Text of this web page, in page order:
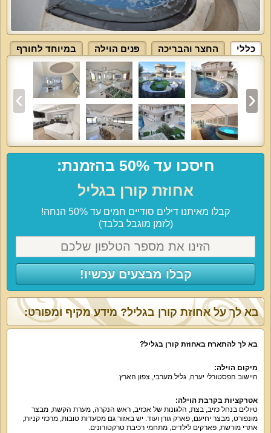
כללי החצר והבריכה פנים הוילה במיוחד לחורף
חיסכו עד 50% בהזמנת:
אחוזת קורן בגליל
קבלו מאיתנו דילים סודיים חמים עד 50% הנחה!
(לזמן מוגבל בלבד)
קבלו מבצעים עכשיו!
בא לך על אחוזת קורן בגליל? מידע מקיף ומפורט:
בא לך להתארח באחוזת קורן בגליל?
מיקום הוילה:
היישוב הפסטורלי יערה, גליל מערבי, צפון הארץ.
אטרקציות בקרבת הוילה:
טיולים בנחל כזיב, בצת, הלגונות של אכזיב, ראש הנקרה, מערת הקשת, מבצר
מונפורט, מבצר יחיעם, פארק גורן ועוד. יש באזור גם מסעדות טובות, מרכזי קניות,
אתרי מורשת, פארקים לילדים, מתחמי רכיבת טרקטורונים.